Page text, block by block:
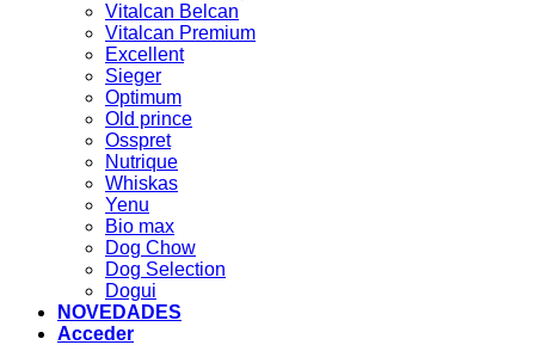
Vitalcan Belcan
Vitalcan Premium
Excellent
Sieger
Optimum
Old prince
Osspret
Nutrique
Whiskas
Yenu
Bio max
Dog Chow
Dog Selection
Dogui
NOVEDADES
Acceder